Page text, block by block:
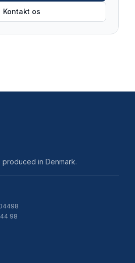
Kontakt os
in Denmark.
98